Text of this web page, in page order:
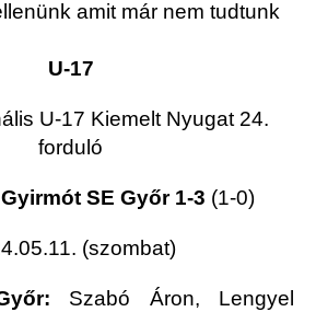
amit már nem tudtunk
U-17
U-17 Kiemelt Nyugat 24.
forduló
SE Győr 1-3 (1-0)
(szombat)
Szabó Áron, Lengyel